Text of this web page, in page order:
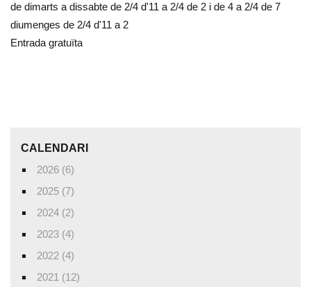
de dimarts a dissabte de 2/4 d'11 a 2/4 de 2 i de 4 a 2/4 de 7
diumenges de 2/4 d'11 a 2
Entrada gratuïta
CALENDARI
2026 (6)
2025 (7)
2024 (2)
2023 (4)
2022 (4)
2021 (12)